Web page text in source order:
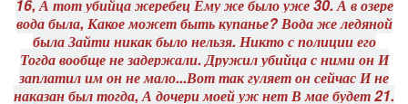
16, А тот убийца жеребец Ему же было уже 30. А в озере
вода была, Какое может быть купанье? Вода же ледяной
была Зайти никак было нельзя. Никто с полиции его
Тогда вообще не задержали. Дружил убийца с ними он И
заплатил им он не мало...Вот так гуляет он сейчас И не
наказан был тогда, А дочери моей уж нет В мае будет 21.